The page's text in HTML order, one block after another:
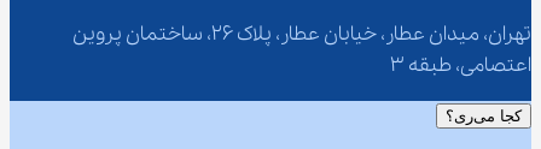
تهران، میدان عطار، خیابان عطار، پلاک 26، ساختمان پروین
اعتصامی، طبقه 3
کجا می‌ری؟